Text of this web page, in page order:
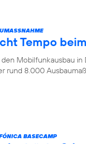
Tempo
Mobilfunkausbau in
rund 8.000
BASECAMP